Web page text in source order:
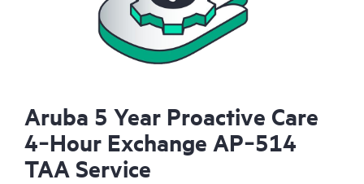
Aruba 5 Year Proactive Care
4‑Hour Exchange AP‑514
TAA Service